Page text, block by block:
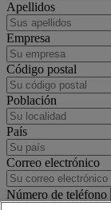
Apellidos
Empresa
Código postal
Población
País
Correo electrónico
Número de teléfono